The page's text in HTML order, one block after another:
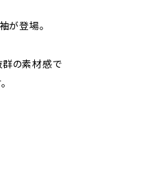
が登場。
群の素材感で